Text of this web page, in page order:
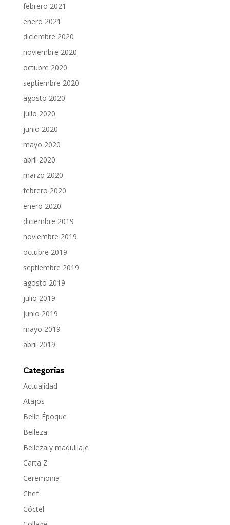
febrero 2021
enero 2021
diciembre 2020
noviembre 2020
octubre 2020
septiembre 2020
agosto 2020
julio 2020
junio 2020
mayo 2020
abril 2020
marzo 2020
febrero 2020
enero 2020
diciembre 2019
noviembre 2019
octubre 2019
septiembre 2019
agosto 2019
julio 2019
junio 2019
mayo 2019
abril 2019
Categorías
Actualidad
Atajos
Belle Époque
Belleza
Belleza y maquillaje
Carta Z
Ceremonia
Chef
Cóctel